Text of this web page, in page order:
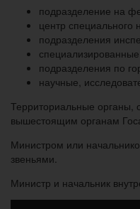
подразделение на
центр специального
подразделения
подразделения по
научные,
Территориальные
вышестоящим органам
Министром или
звеньями.
Министр и начальник